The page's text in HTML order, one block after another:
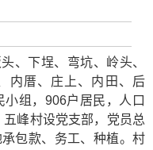
下埕、弯坑、岭头、
内厝、庄上、内田、后
组，906户居民，人口
峰村设党支部，党员总
包款、务工、种植。村